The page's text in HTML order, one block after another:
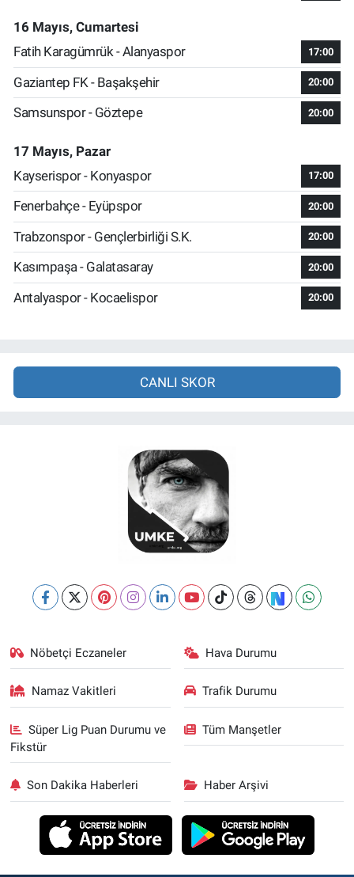
16 Mayıs, Cumartesi
Fatih Karagümrük - Alanyaspor
17:00
Gaziantep FK - Başakşehir 20:00
Samsunspor - Göztepe 20:00
17 Mayıs, Pazar
Kayserispor - Konyaspor
17:00
Fenerbahçe - Eyüpspor 20:00
Trabzonspor - Gençlerbirliği S.K. 20:00
Kasımpaşa - Galatasaray 20:00
Antalyaspor - Kocaelispor 20:00
CANLI SKOR
Nöbetçi Eczaneler Hava Durumu
Namaz Vakitleri Trafik Durumu
Süper Lig Puan Durumu ve
Fikstür
Tüm Manşetler
Son Dakika Haberleri Haber Arşivi